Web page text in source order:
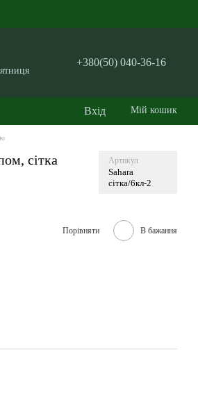
+380(50) 040-36-16
Вхід Мій кошик
сітка
Артикул
Sahara
сітка/6кл-2
Порівняти В бажання